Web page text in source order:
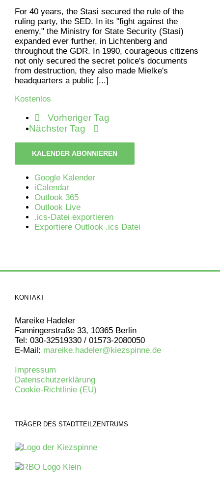
For 40 years, the Stasi secured the rule of the
ruling party, the SED. In its "fight against the
enemy," the Ministry for State Security (Stasi)
expanded ever further, in Lichtenberg and
throughout the GDR. In 1990, courageous citizens
not only secured the secret police's documents
from destruction, they also made Mielke's
headquarters a public [...]
Kostenlos
Vorheriger Tag
Nächster Tag
KALENDER ABONNIEREN
Google Kalender
iCalendar
Outlook 365
Outlook Live
.ics-Datei exportieren
Exportiere Outlook .ics Datei
KONTAKT
Mareike Hadeler
Fanningerstraße 33, 10365 Berlin
Tel: 030-32519330 / 01573-2080050
E-Mail: mareike.hadeler@kiezspinne.de
Impressum
Datenschutzerklärung
Cookie-Richtlinie (EU)
TRÄGER DES STADTTEILZENTRUMS